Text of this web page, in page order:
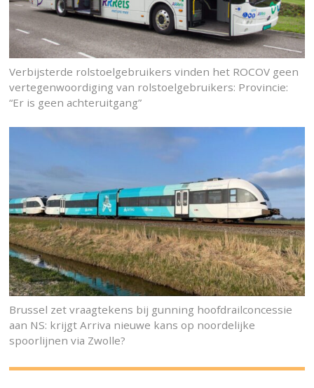
Verbijsterde rolstoelgebruikers vinden het ROCOV geen
vertegenwoordiging van rolstoelgebruikers: Provincie:
“Er is geen achteruitgang”
Brussel zet vraagtekens bij gunning hoofdrailconcessie
aan NS: krijgt Arriva nieuwe kans op noordelijke
spoorlijnen via Zwolle?